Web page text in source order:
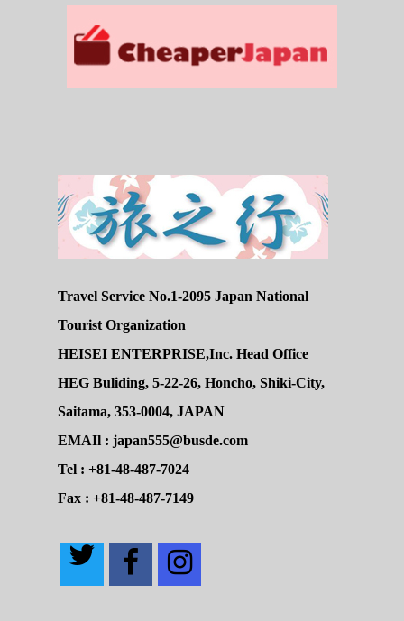
Travel Service No.1-2095 Japan National
Tourist Organization
HEISEI ENTERPRISE,Inc. Head Office
HEG Buliding, 5-22-26, Honcho, Shiki-City,
Saitama, 353-0004, JAPAN
EMAIl : japan555@busde.com
Tel : +81-48-487-7024
Fax : +81-48-487-7149